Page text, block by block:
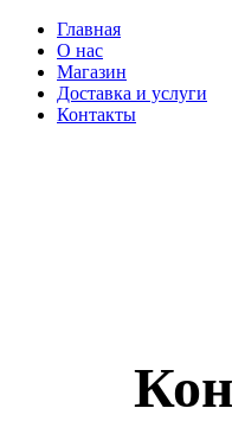
Главная
О нас
Магазин
Доставка и услуги
Контакты